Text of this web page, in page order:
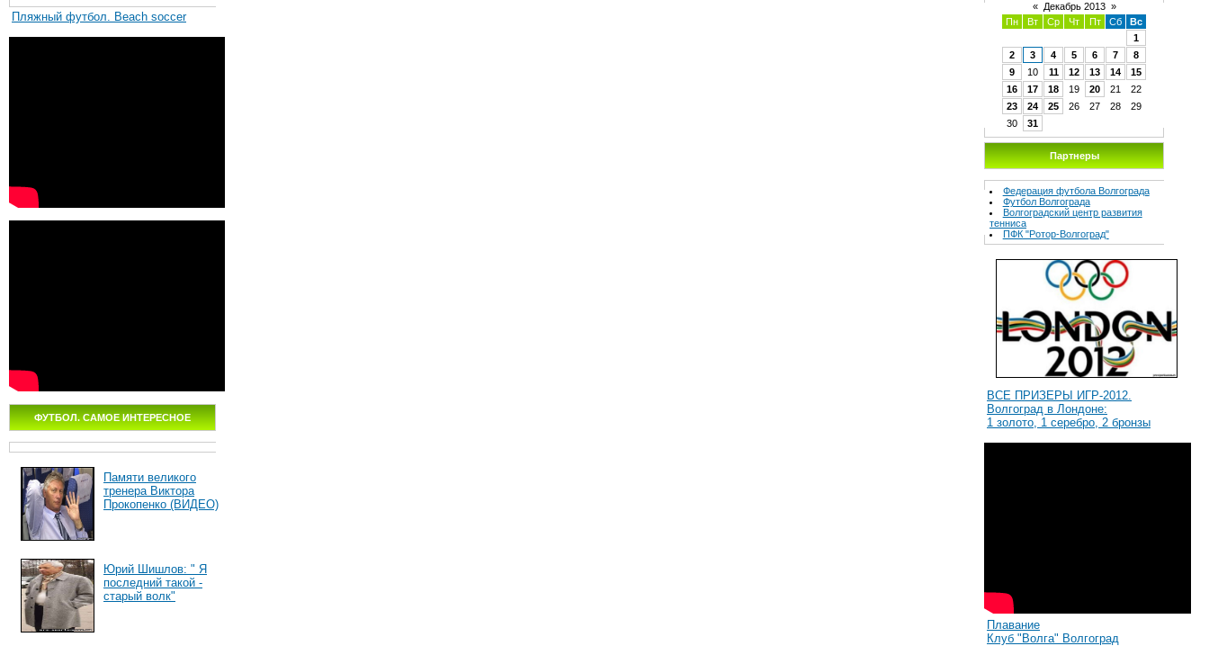
Пляжный футбол. Beach soccer
ФУТБОЛ. САМОЕ ИНТЕРЕСНОЕ
Памяти великого
тренера Виктора
Прокопенко (ВИДЕО)
Юрий Шишлов: " Я
последний такой -
старый волк"
« Декабрь 2013 »
Пн
Вт Ср Чт Пт Сб
Вс
1
2
3 4 5 6 7
8
9
10 11 12 13 14
15
16
17 18 19 20 21
22
23
24 25 26 27 28
29
30
31
Партнеры
Федерация футбола Волгограда
Футбол Волгограда
Волгоградcкий центр развития
тенниса
ПФК "Ротор-Волгоград"
ВСЕ ПРИЗЕРЫ ИГР-2012.
Волгоград в Лондоне:
1 золото, 1 серебро, 2 бронзы
Плавание
Клуб "Волга" Волгоград